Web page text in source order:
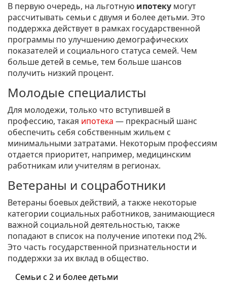
В первую очередь, на льготную ипотеку могут
рассчитывать семьи с двумя и более детьми. Это
поддержка действует в рамках государственной
программы по улучшению демографических
показателей и социального статуса семей. Чем
больше детей в семье, тем больше шансов
получить низкий процент.
Молодые специалисты
Для молодежи, только что вступившей в
профессию, такая ипотека — прекрасный шанс
обеспечить себя собственным жильем с
минимальными затратами. Некоторым профессиям
отдается приоритет, например, медицинским
работникам или учителям в регионах.
Ветераны и соцработники
Ветераны боевых действий, а также некоторые
категории социальных работников, занимающиеся
важной социальной деятельностью, также
попадают в список на получение ипотеки под 2%.
Это часть государственной признательности и
поддержки за их вклад в общество.
Семьи с 2 и более детьми